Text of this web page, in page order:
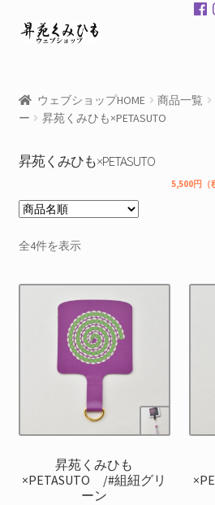
ナ
ー
ン
へ
キ
プ
コ
ン
ス
キ
プ
商品一覧
カート
マイアカウント
くみひもギャラリー
お買い物案内
お問合せ
プライバシーポリシー
ウェブショップHOME 商品一覧
ー
昇苑くみひも×PETASUTO
昇苑くみひも×PETASUTO
5,500円（
全4件を表示
昇苑くみひも
×PETASUTO /#組紐グリ
ーン